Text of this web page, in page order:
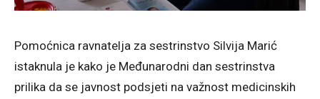
Pomoćnica ravnatelja za sestrinstvo Silvija Marić
istaknula je kako je Međunarodni dan sestrinstva
prilika da se javnost podsjeti na važnost medicinskih